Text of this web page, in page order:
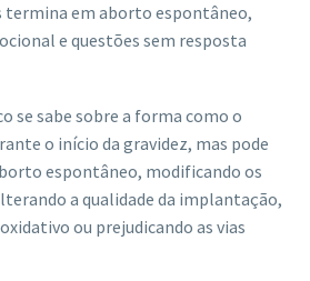
termina em aborto espontâneo,
e questões sem resposta
se sabe sobre a forma como o
o início da gravidez, mas pode
espontâneo, modificando os
a qualidade da implantação,
ou prejudicando as vias